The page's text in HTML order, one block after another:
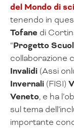
del Mondo di
tenendo in
Tofane di
“Progetto
collaborazione
Invalidi (Assi
Invernali (FISI)
Veneto, e ha
sul tema
importante